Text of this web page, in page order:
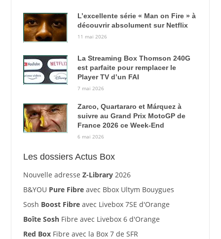
L’excellente série « Man on Fire » à
découvrir absolument sur Netflix
11 mai 2026
La Streaming Box Thomson 240G
est parfaite pour remplacer le
Player TV d’un FAI
7 mai 2026
Zarco, Quartararo et Márquez à
suivre au Grand Prix MotoGP de
France 2026 ce Week-End
6 mai 2026
Les dossiers Actus Box
Nouvelle adresse Z-Library2026
B&YOU Pure Fibreavec Bbox Ultym Bouygues
Sosh Boost Fibreavec Livebox 7SE d'Orange
Boîte SoshFibre avec Livebox 6 d'Orange
Red BoxFibre avec la Box 7 de SFR